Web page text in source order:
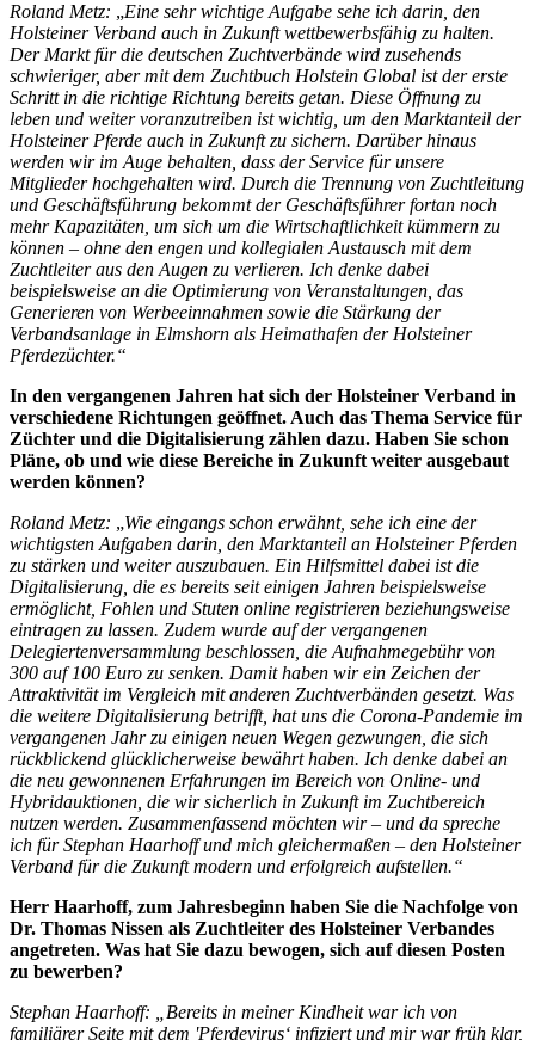
Roland Metz: „Eine sehr wichtige Aufgabe sehe ich darin, den
Holsteiner Verband auch in Zukunft wettbewerbsfähig zu halten.
Der Markt für die deutschen Zuchtverbände wird zusehends
schwieriger, aber mit dem Zuchtbuch Holstein Global ist der erste
Schritt in die richtige Richtung bereits getan. Diese Öffnung zu
leben und weiter voranzutreiben ist wichtig, um den Marktanteil der
Holsteiner Pferde auch in Zukunft zu sichern. Darüber hinaus
werden wir im Auge behalten, dass der Service für unsere
Mitglieder hochgehalten wird. Durch die Trennung von Zuchtleitung
und Geschäftsführung bekommt der Geschäftsführer fortan noch
mehr Kapazitäten, um sich um die Wirtschaftlichkeit kümmern zu
können – ohne den engen und kollegialen Austausch mit dem
Zuchtleiter aus den Augen zu verlieren. Ich denke dabei
beispielsweise an die Optimierung von Veranstaltungen, das
Generieren von Werbeeinnahmen sowie die Stärkung der
Verbandsanlage in Elmshorn als Heimathafen der Holsteiner
Pferdezüchter.“
In den vergangenen Jahren hat sich der Holsteiner Verband in
verschiedene Richtungen geöffnet. Auch das Thema Service für
Züchter und die Digitalisierung zählen dazu. Haben Sie schon
Pläne, ob und wie diese Bereiche in Zukunft weiter ausgebaut
werden können?
Roland Metz: „Wie eingangs schon erwähnt, sehe ich eine der
wichtigsten Aufgaben darin, den Marktanteil an Holsteiner Pferden
zu stärken und weiter auszubauen. Ein Hilfsmittel dabei ist die
Digitalisierung, die es bereits seit einigen Jahren beispielsweise
ermöglicht, Fohlen und Stuten online registrieren beziehungsweise
eintragen zu lassen. Zudem wurde auf der vergangenen
Delegiertenversammlung beschlossen, die Aufnahmegebühr von
300 auf 100 Euro zu senken. Damit haben wir ein Zeichen der
Attraktivität im Vergleich mit anderen Zuchtverbänden gesetzt. Was
die weitere Digitalisierung betrifft, hat uns die Corona-Pandemie im
vergangenen Jahr zu einigen neuen Wegen gezwungen, die sich
rückblickend glücklicherweise bewährt haben. Ich denke dabei an
die neu gewonnenen Erfahrungen im Bereich von Online- und
Hybridauktionen, die wir sicherlich in Zukunft im Zuchtbereich
nutzen werden. Zusammenfassend möchten wir – und da spreche
ich für Stephan Haarhoff und mich gleichermaßen – den Holsteiner
Verband für die Zukunft modern und erfolgreich aufstellen.“
Herr Haarhoff, zum Jahresbeginn haben Sie die Nachfolge von
Dr. Thomas Nissen als Zuchtleiter des Holsteiner Verbandes
angetreten. Was hat Sie dazu bewogen, sich auf diesen Posten
zu bewerben?
Stephan Haarhoff: „Bereits in meiner Kindheit war ich von
familiärer Seite mit dem 'Pferdevirus‘ infiziert und mir war früh klar,